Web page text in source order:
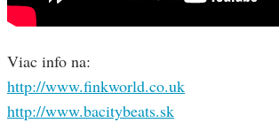
Viac info na:
http://www.finkworld.co.uk
http://www.bacitybeats.sk